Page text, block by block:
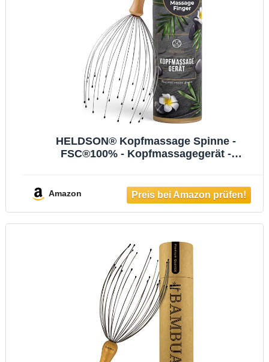
HELDSON® Kopfmassage Spinne -
FSC®100% - Kopfmassagegerät -
Kopfkratzer - Muttertag Geschenk für
Frauen, Männer & Senioren
Amazon